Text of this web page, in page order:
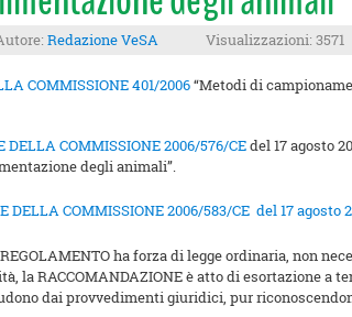
Redazione VeSA Visualizzazioni: 3571
COMMISSIONE 401/2006“Metodi di
DELLA COMMISSIONE 2006/576/CEdel 17 agosto
degli animali”.
DELLA COMMISSIONE 2006/583/CE del 17 agosto
ha forza di legge ordinaria, non
la RACCOMANDAZIONE è atto di esortazione
dai provvedimenti giuridici, pur